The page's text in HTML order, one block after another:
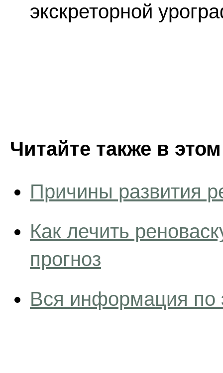
экскреторной
Читайте также в
Причины развития
Как лечить
прогноз
Вся информация по